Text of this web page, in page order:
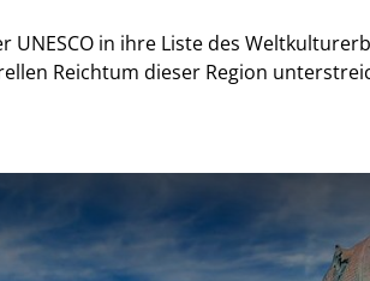
UNESCO in ihre Liste des
Reichtum dieser Region